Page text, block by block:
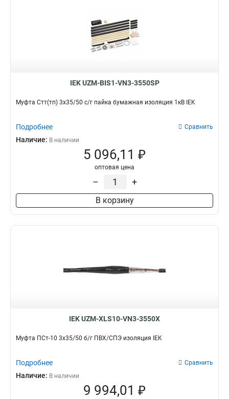
IEK UZM-BIS1-VN3-3550SP
Муфта Стт(тп) 3х35/50 с/г пайка бумажная изоляция 1кВ IEK
Подробнее Сравнить
Наличие: В наличии
5 096,11 ₽
оптовая цена
– +
В корзину
IEK UZM-XLS10-VN3-3550X
Муфта ПСт-10 3х35/50 б/г ПВХ/СПЭ изоляция IEK
Подробнее Сравнить
Наличие: В наличии
9 994,01 ₽